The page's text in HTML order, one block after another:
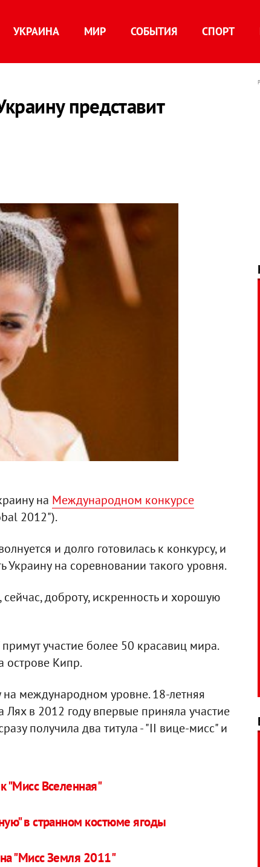
УКРАИНА МИР СОБЫТИЯ СПОРТ
представит
на Международном конкурсе
2012").
и долго готовилась к конкурсу, и
Украину на соревновании такого уровня.
доброту, искренность и хорошую
участие более 50 красавиц мира.
острове Кипр.
международном уровне. 18-летняя
Лях в 2012 году впервые приняла участие
получила два титула - "II вице-мисс" и
"Мисс Вселенная"
в странном костюме ягоды
"Мисс Земля 2011"